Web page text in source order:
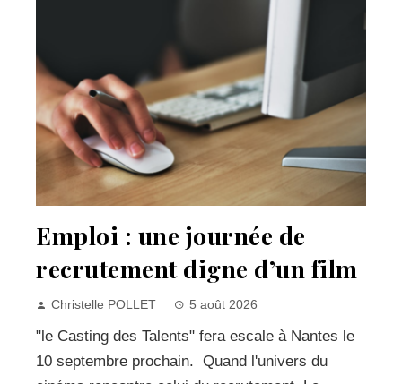
Emploi : une journée de
recrutement digne d’un film
Christelle POLLET 5 août 2026
"le Casting des Talents" fera escale à Nantes le
10 septembre prochain. Quand l'univers du